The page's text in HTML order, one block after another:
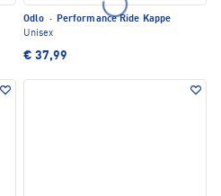
Odlo · Performance Ride Kappe
Unisex
€ 37,99